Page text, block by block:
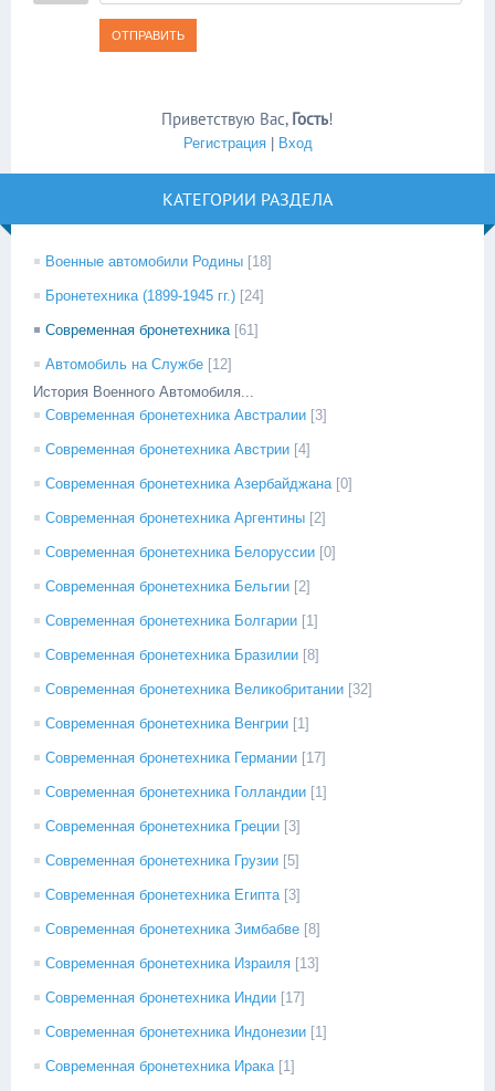
ОТПРАВИТЬ
Приветствую Вас, Гость!
Регистрация| Вход
КАТЕГОРИИ РАЗДЕЛА
Военные автомобили Родины [18]
Бронетехника (1899-1945 гг.) [24]
Современная бронетехника [61]
Автомобиль на Службе [12]
История Военного Автомобиля...
Современная бронетехника Австралии [3]
Современная бронетехника Австрии [4]
Современная бронетехника Азербайджана [0]
Современная бронетехника Аргентины [2]
Современная бронетехника Белоруссии [0]
Современная бронетехника Бельгии [2]
Современная бронетехника Болгарии [1]
Современная бронетехника Бразилии [8]
Современная бронетехника Великобритании [32]
Современная бронетехника Венгрии [1]
Современная бронетехника Германии [17]
Современная бронетехника Голландии [1]
Современная бронетехника Греции [3]
Современная бронетехника Грузии [5]
Современная бронетехника Египта [3]
Современная бронетехника Зимбабве [8]
Современная бронетехника Израиля [13]
Современная бронетехника Индии [17]
Современная бронетехника Индонезии [1]
Современная бронетехника Ирака [1]